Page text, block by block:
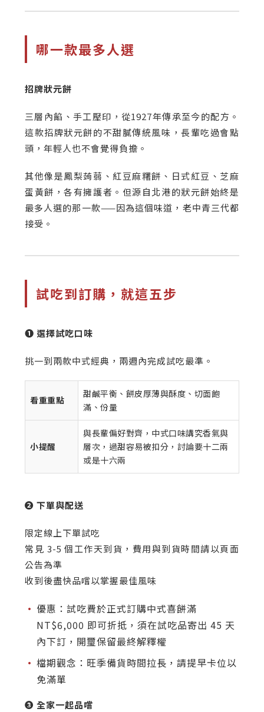
哪一款最多人選
招牌狀元餅
三層內餡、手工壓印，從1927年傳承至今的配方。
這款招牌狀元餅的不甜膩傳統風味，長輩吃過會點
頭，年輕人也不會覺得負擔。
其他像是鳳梨蒟蒻、紅豆麻糬餅、日式紅豆、芝麻
蛋黃餅，各有擁護者。但源自北港的狀元餅始終是
最多人選的那一款——因為這個味道，老中青三代都
接受。
試吃到訂購，就這五步
❶ 選擇試吃口味
挑一到兩款中式經典，兩週內完成試吃最準。
看重重點
甜鹹平衡、餅皮厚薄與酥度、切面飽
滿、份量
小提醒
與長輩偏好對齊，中式口味講究香氣與
層次，過甜容易被扣分，討論要十二兩
或是十六兩
❷ 下單與配送
限定線上下單試吃
常見 3-5 個工作天到貨，費用與到貨時間請以頁面
公告為準
收到後盡快品嚐以掌握最佳風味
優惠：試吃費於正式訂購中式喜餅滿
NT$6,000 即可折抵，須在試吃品寄出 45 天
內下訂，開璽保留最終解釋權
檔期觀念：旺季備貨時間拉長，請提早卡位以
免滿單
❸ 全家一起品嚐